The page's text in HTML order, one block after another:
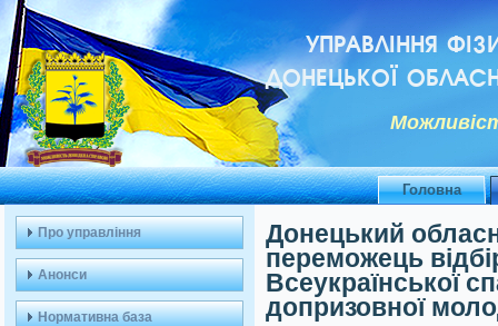
УПРАВЛІННЯ
ДОНЕЦЬКОЇ
Головна
Про управління
Анонси
Нормативна база
Донецький
переможець
Всеукраїнської
допризовної